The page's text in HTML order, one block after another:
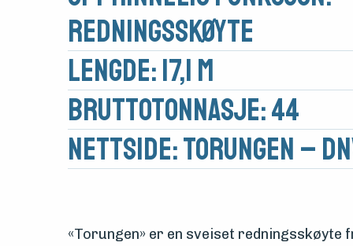
Medlemsfartøy
Søk
midler
Vern,
Redningsskøyte
Lengde: 17,1 m
Brutto­tonnasje: 44
Nettside:Torungen –
«Torungen» er en sveiset redningsskøyte